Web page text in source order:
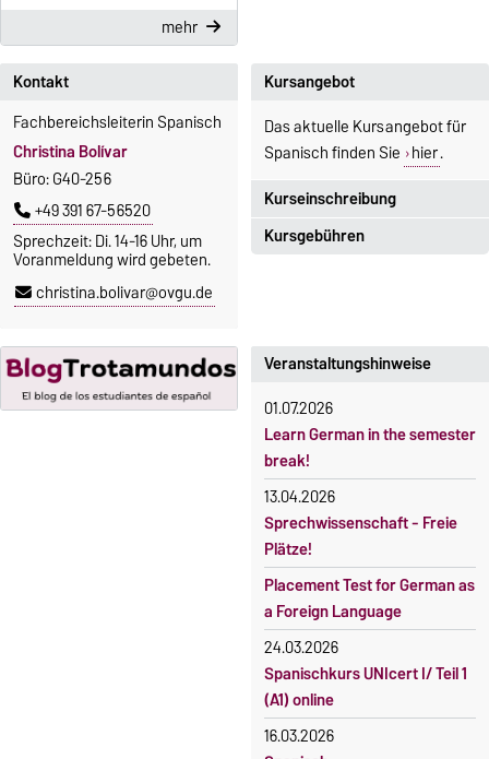
mehr
Kontakt
Fachbereichsleiterin Spanisch
Christina Bolívar
Büro: G40-256
+49 391 67-56520
Sprechzeit: Di. 14-16 Uhr, um
Voranmeldung wird gebeten.
christina.bolivar@ovgu.de
Kurseinschreibung
Einschreibezeitraum:
OVGU-Account
Oktober 2026.
Kursteilnahme nur nach
fristgerechter Online-
Anmeldung
Kursangebot
Das aktuelle Kursangebot für
Spanisch finden Sie hier.
Kursgebühren
Gebühren
Gebührenrückerstattung
Gebührenbefreiungen bei
curricularer Sprachausbildung
Gebührenbefreiung bei
Incomings
Veranstaltungshinweise
01.07.2026
Learn German in the semester
break!
13.04.2026
Sprechwissenschaft - Freie
Plätze!
Placement Test for German as
a Foreign Language
24.03.2026
Spanischkurs UNIcert I/ Teil 1
(A1) online
16.03.2026